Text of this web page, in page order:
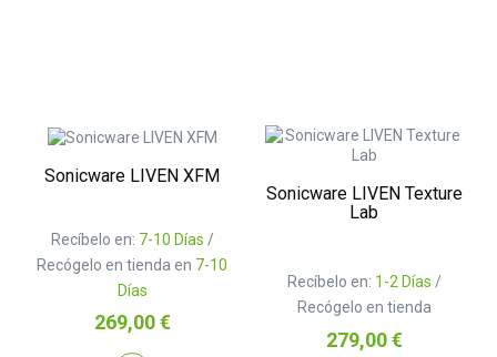
Sonicware LIVEN XFM
Recíbelo en: 7-10 Días /
Recógelo en tienda en 7-10
Días
Precio
269,00 €
Sonicware LIVEN Texture
Lab
Recíbelo en: 1-2 Días /
Recógelo en tienda
Precio
279,00 €